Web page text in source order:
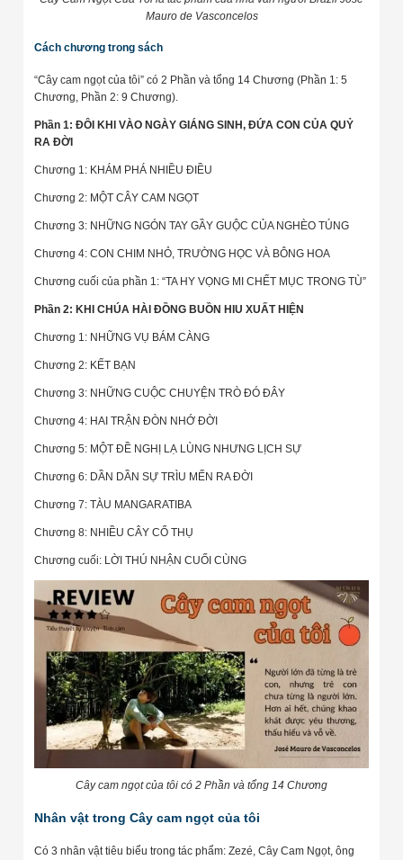
Mauro de Vasconcelos
Cách chương trong sách
“Cây cam ngọt của tôi” có 2 Phần và tổng 14 Chương (Phần 1: 5
Chương, Phần 2: 9 Chương).
Phần 1: ĐÔI KHI VÀO NGÀY GIÁNG SINH, ĐỨA CON CỦA QUỶ
RA ĐỜI
Chương 1: KHÁM PHÁ NHIỀU ĐIỀU
Chương 2: MỘT CÂY CAM NGỌT
Chương 3: NHỮNG NGÓN TAY GẦY GUỘC CỦA NGHÈO TÚNG
Chương 4: CON CHIM NHỎ, TRƯỜNG HỌC VÀ BÔNG HOA
Chương cuối của phần 1: “TA HY VỌNG MI CHẾT MỤC TRONG TÙ”
Phần 2: KHI CHÚA HÀI ĐỒNG BUỒN HIU XUẤT HIỆN
Chương 1: NHỮNG VỤ BÁM CÀNG
Chương 2: KẾT BẠN
Chương 3: NHỮNG CUỘC CHUYỆN TRÒ ĐÓ ĐÂY
Chương 4: HAI TRẬN ĐÒN NHỚ ĐỜI
Chương 5: MỘT ĐỀ NGHỊ LẠ LÙNG NHƯNG LỊCH SỰ
Chương 6: DẦN DẦN SỰ TRÌU MẾN RA ĐỜI
Chương 7: TÀU MANGARATIBA
Chương 8: NHIỀU CÂY CỔ THỤ
Chương cuối: LỜI THÚ NHẬN CUỐI CÙNG
Cây cam ngọt của tôi có 2 Phần và tổng 14 Chương
Nhân vật trong Cây cam ngọt của tôi
Có 3 nhân vật tiêu biểu trong tác phẩm: Zezé, Cây Cam Ngọt, ông